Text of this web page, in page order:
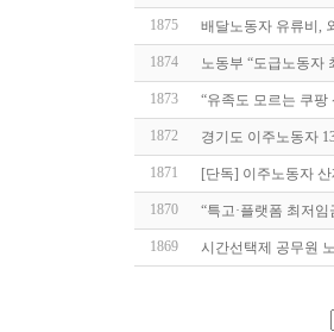
1875 배달노동자 유류비,
1874 노동부 “도급노동자
1873 “유족도 모르는 쿠
1872 경기도 이주노동자
1871 [단독] 이주노동자
1870 “특고·플랫폼 최저
1869 시간선택제 공무원